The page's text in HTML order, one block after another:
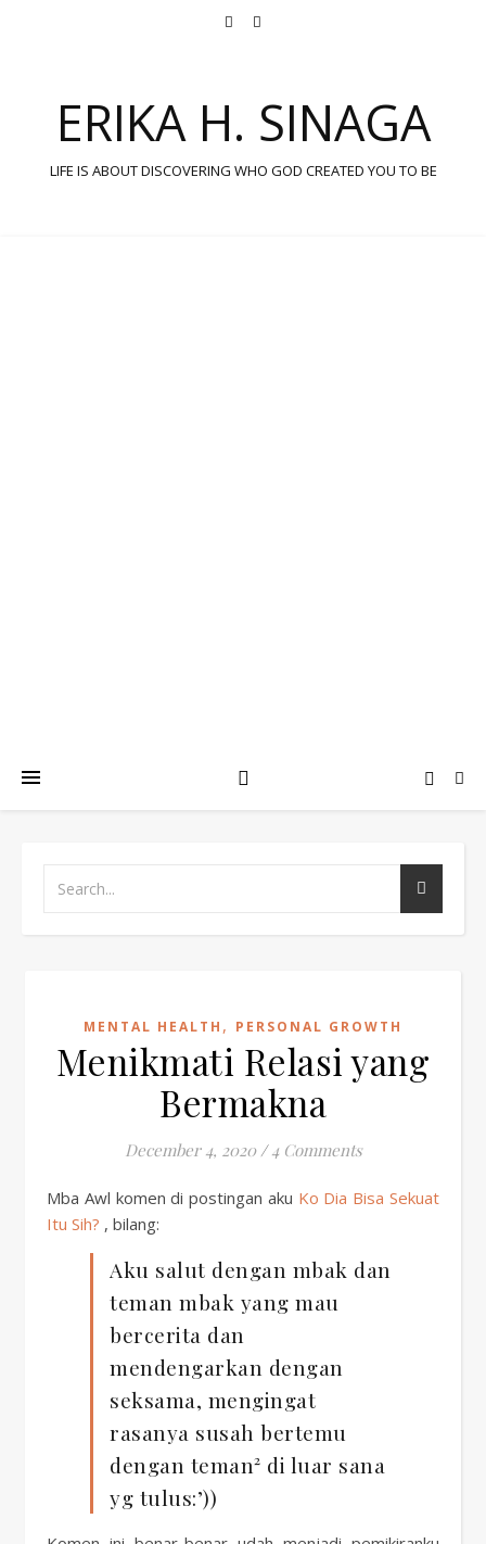
ERIKA H. SINAGA
LIFE IS ABOUT DISCOVERING WHO GOD CREATED YOU TO BE
MENTAL HEALTH , PERSONAL GROWTH
Menikmati Relasi yang
Bermakna
December 4, 2020 / 4 Comments
Mba Awl komen di postingan aku Ko Dia Bisa Sekuat
Itu Sih? , bilang:
Aku salut dengan mbak dan
teman mbak yang mau
bercerita dan
mendengarkan dengan
seksama, mengingat
rasanya susah bertemu
dengan teman² di luar sana
yg tulus:’))